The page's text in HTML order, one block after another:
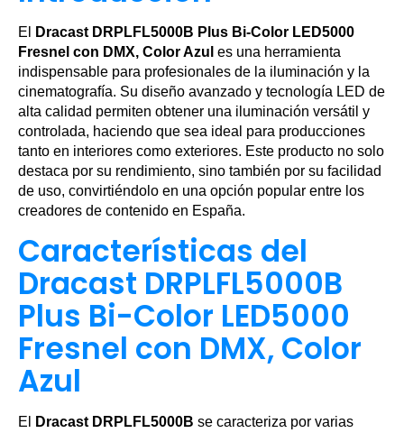
El
Dracast DRPLFL5000B Plus Bi-Color LED5000
Fresnel con DMX, Color Azul es una herramienta
indispensable para profesionales de la iluminación y la
cinematografía. Su diseño avanzado y tecnología LED de
alta calidad permiten obtener una iluminación versátil y
controlada, haciendo que sea ideal para producciones
tanto en interiores como exteriores. Este producto no solo
destaca por su rendimiento, sino también por su facilidad
de uso, convirtiéndolo en una opción popular entre los
creadores de contenido en España.
Características del
Dracast DRPLFL5000B
Plus Bi-Color LED5000
Fresnel con DMX, Color
Azul
El Dracast DRPLFL5000B se caracteriza por varias